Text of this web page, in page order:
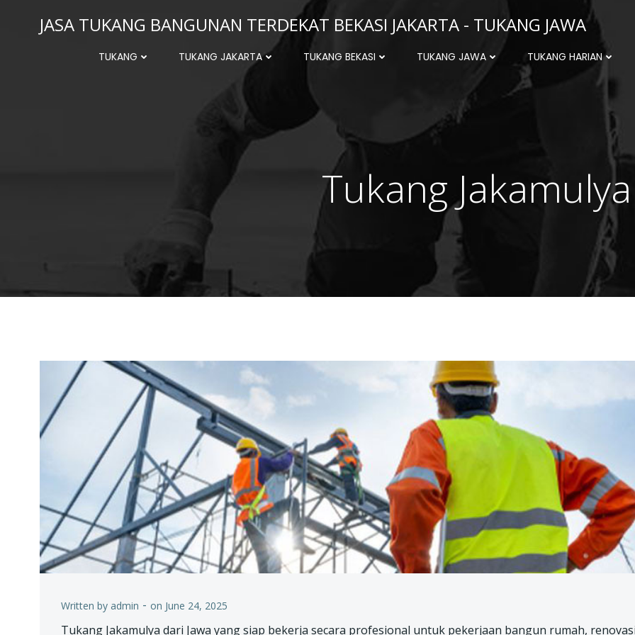
JASA TUKANG BANGUNAN TERDEKAT BEKASI JAKARTA - TUKANG JAWA
TUKANG TUKANG JAKARTA TUKANG BEKASI TUKANG JAWA TUKANG HARIAN
Tukang Jakamulya
Written by admin - on June 24, 2025
Tukang Jakamulya dari Jawa yang siap bekerja secara profesional untuk pekerjaan bangun rumah,